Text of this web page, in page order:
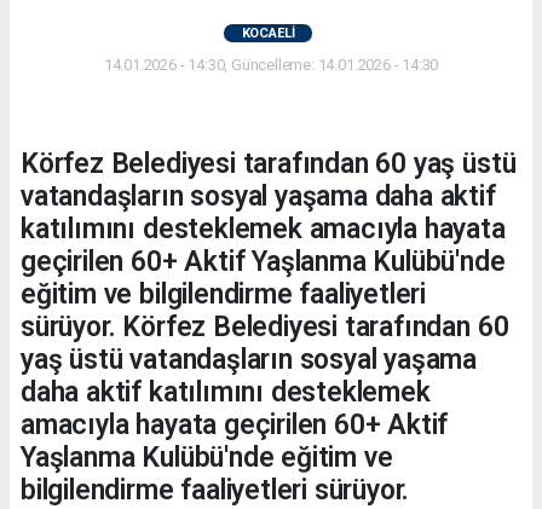
KOCAELİ
14.01.2026 - 14:30, Güncelleme: 14.01.2026 - 14:30
Körfez Belediyesi tarafından 60 yaş üstü
vatandaşların sosyal yaşama daha aktif
katılımını desteklemek amacıyla hayata
geçirilen 60+ Aktif Yaşlanma Kulübü'nde
eğitim ve bilgilendirme faaliyetleri
sürüyor. Körfez Belediyesi tarafından 60
yaş üstü vatandaşların sosyal yaşama
daha aktif katılımını desteklemek
amacıyla hayata geçirilen 60+ Aktif
Yaşlanma Kulübü'nde eğitim ve
bilgilendirme faaliyetleri sürüyor.